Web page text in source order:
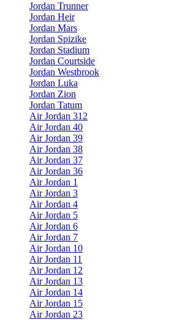
Jordan Trunner
Jordan Heir
Jordan Mars
Jordan Spizike
Jordan Stadium
Jordan Courtside
Jordan Westbrook
Jordan Luka
Jordan Zion
Jordan Tatum
Air Jordan 312
Air Jordan 40
Air Jordan 39
Air Jordan 38
Air Jordan 37
Air Jordan 36
Air Jordan 1
Air Jordan 3
Air Jordan 4
Air Jordan 5
Air Jordan 6
Air Jordan 7
Air Jordan 10
Air Jordan 11
Air Jordan 12
Air Jordan 13
Air Jordan 14
Air Jordan 15
Air Jordan 23